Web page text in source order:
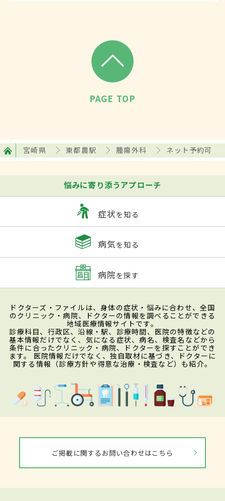
PAGE TOP
宮崎県 東都農駅 腫瘍外科 ネット予約可
悩みに寄り添うアプローチ
症状を知る
病気を知る
病院を探す
ドクターズ・ファイルは、身体の症状・悩みに合わせ、全国
のクリニック・病院、ドクターの情報を調べることができる
地域医療情報サイトです。
診療科目、行政区、沿線・駅、診療時間、医院の特徴などの
基本情報だけでなく、気になる症状、病名、検査名などから
条件に合ったクリニック・病院、ドクターを探すことができ
ます。 医院情報だけでなく、独自取材に基づき、ドクターに
関する情報（診療方針や得意な治療・検査など）も紹介。
ご掲載に関するお問い合わせはこちら